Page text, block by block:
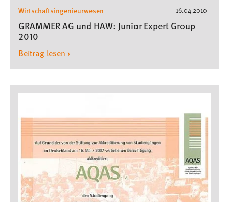
16.04.2010
Wirtschaftsingenieurwesen
GRAMMER AG und HAW: Junior Expert Group
2010
Beitrag lesen ›